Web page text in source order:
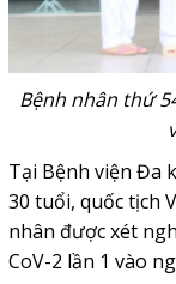
Bệnh nhân thứ
Tại Bệnh viện Đa
30 tuổi, quốc tịch
nhân được xét
CoV-2 lần 1 vào